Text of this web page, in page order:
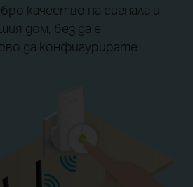
качество на сигнала и
дом, без да е
да конфигурирате